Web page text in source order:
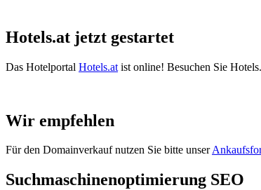
Hotels.at jetzt gestartet
Das Hotelportal Hotels.at ist online! Besuchen Sie
Wir empfehlen
Für den Domainverkauf nutzen Sie bitte unser
Suchmaschinenoptimierung SEO